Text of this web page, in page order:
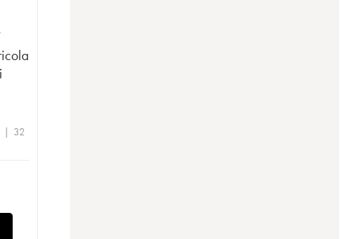
| 32